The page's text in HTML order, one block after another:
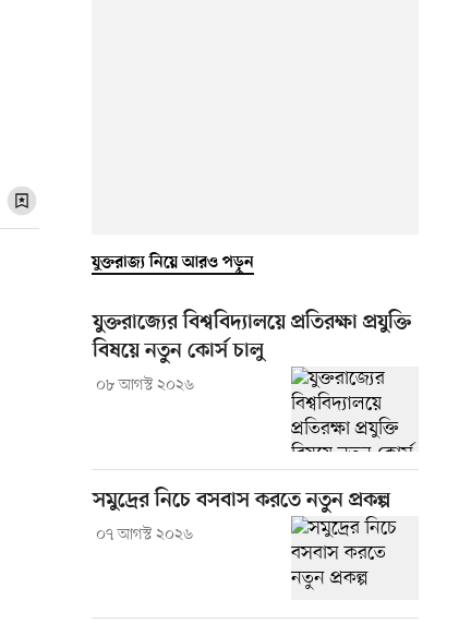
যুক্তরাজ্য নিয়ে আরও পড়ুন
যুক্তরাজ্যের বিশ্ববিদ্যালয়ে প্রতিরক্ষা প্রযুক্তি
বিষয়ে নতুন কোর্স চালু
০৮ আগস্ট ২০২৬
সমুদ্রের নিচে বসবাস করতে নতুন প্রকল্প
০৭ আগস্ট ২০২৬